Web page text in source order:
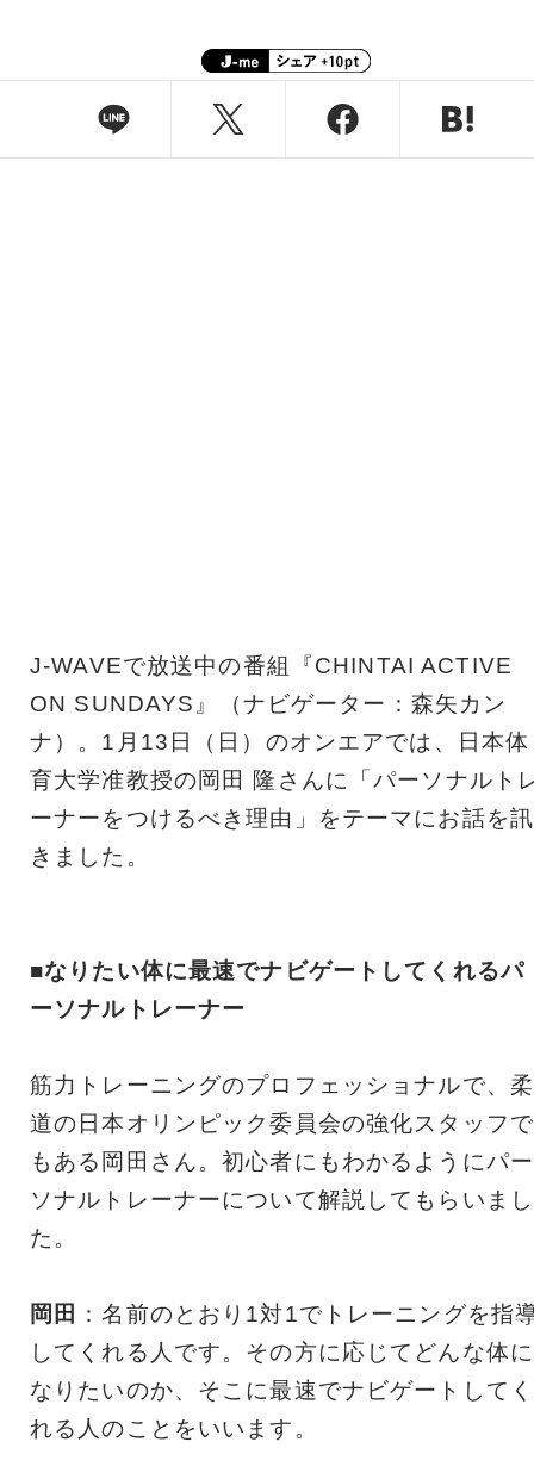
J-WAVEで放送中の番組『CHINTAI ACTIVE
ON SUNDAYS』（ナビゲーター：森矢カン
ナ）。1月13日（日）のオンエアでは、日本体
育大学准教授の岡田 隆さんに「パーソナルト
ーナーをつけるべき理由」をテーマにお話を訊
きました。
■なりたい体に最速でナビゲートしてくれるパ
ーソナルトレーナー
筋力トレーニングのプロフェッショナルで、柔
道の日本オリンピック委員会の強化スタッフで
もある岡田さん。初心者にもわかるようにパー
ソナルトレーナーについて解説してもらいまし
た。
岡田
：名前のとおり1対1でトレーニングを指
してくれる人です。その方に応じてどんな体に
なりたいのか、そこに最速でナビゲートしてく
れる人のことをいいます。